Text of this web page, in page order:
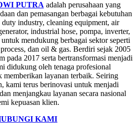
PUTRA adalah perusahaan yang
dan pemasangan berbagai kebutuhan
industry, cleaning equipment, air
industrial hose, pompa, inverter,
mendukung berbagai sektor seperti
dan oil & gas. Berdiri sejak 2005
pada 2017 serta bertransformasi menjadi
didukung oleh tenaga profesional
memberikan layanan terbaik. Seiring
kami terus berinovasi untuk menjadi
menjangkau layanan secara nasional
kepuasan klien.
KAMI